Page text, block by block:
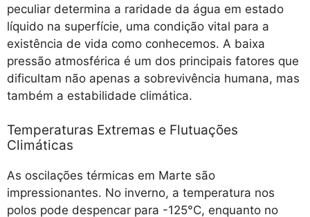
peculiar determina a raridade da água em estado
líquido na superfície, uma condição vital para a
existência de vida como conhecemos. A baixa
pressão atmosférica é um dos principais fatores que
dificultam não apenas a sobrevivência humana, mas
também a estabilidade climática.
Temperaturas Extremas e Flutuações
Climáticas
As oscilações térmicas em Marte são
impressionantes. No inverno, a temperatura nos
polos pode despencar para -125°C, enquanto no